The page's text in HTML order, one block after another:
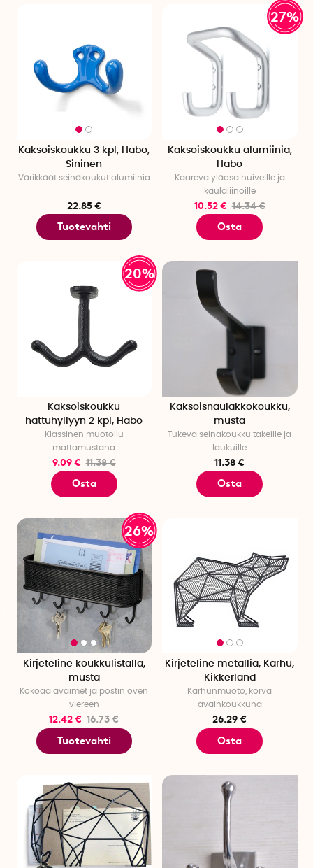
Kaksoiskoukku 3 kpl, Habo,
Sininen
Värikkäät seinäkoukut alumiinia
22.85 €
Tuotevahti
27%
Kaksoiskoukku alumiinia,
Habo
Kaareva yläosa huiveille ja
kaulaliinoille
10.52 € 14.34 €
Osta
20%
Kaksoiskoukku
hattuhyllyyn 2 kpl, Habo
Klassinen muotoilu
mattamustana
9.09 € 11.38 €
Osta
Kaksoisnaulakkokoukku,
musta
Tukeva seinäkoukku takeille ja
laukuille
11.38 €
Osta
26%
Kirjeteline koukkulistalla,
musta
Kokoaa avaimet ja postin oven
viereen
12.42 € 16.73 €
Tuotevahti
Kirjeteline metallia, Karhu,
Kikkerland
Karhunmuoto, korva
avainkoukkuna
26.29 €
Osta